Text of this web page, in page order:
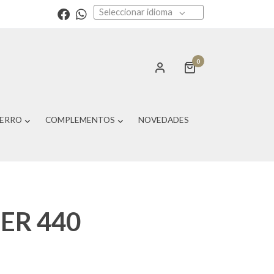
Seleccionar idioma
0
COMPLEMENTOS NOVEDADES
440